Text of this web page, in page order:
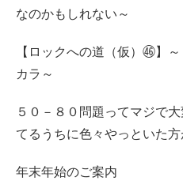
なのかもしれない～
【ロックへの道（仮）㊻】
カラ～
５０－８０問題ってマジで
てるうちに色々やっといた
年末年始のご案内